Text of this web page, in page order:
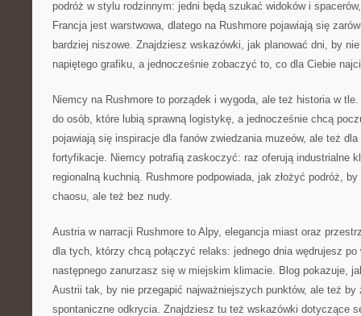
podróż w stylu rodzinnym: jedni będą szukać widoków i
Francja jest warstwowa, dlatego na Rushmore pojawiają się
bardziej niszowe. Znajdziesz wskazówki, jak planować dni, by
napiętego grafiku, a jednocześnie zobaczyć to, co dla Ciebie
Niemcy na Rushmore to porządek i wygoda, ale też historia w
do osób, które lubią sprawną logistykę, a jednocześnie chcą
pojawiają się inspiracje dla fanów zwiedzania muzeów, ale też
fortyfikacje. Niemcy potrafią zaskoczyć: raz oferują industrialne
regionalną kuchnią. Rushmore podpowiada, jak złożyć podróż,
chaosu, ale też bez nudy.
Austria w narracji Rushmore to Alpy, elegancja miast oraz
dla tych, którzy chcą połączyć relaks: jednego dnia wędrujesz
następnego zanurzasz się w miejskim klimacie. Blog pokazuje,
Austrii tak, by nie przegapić najważniejszych punktów, ale też
spontaniczne odkrycia. Znajdziesz tu też wskazówki dotyczące